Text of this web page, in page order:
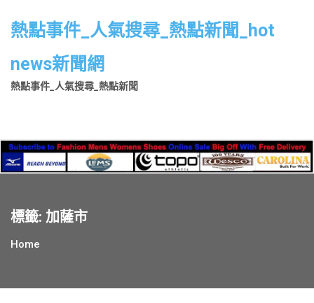
熱點事件_人氣搜尋_熱點新聞_hot
news新聞網
熱點事件_人氣搜尋_熱點新聞
標籤: 加薩市
Home